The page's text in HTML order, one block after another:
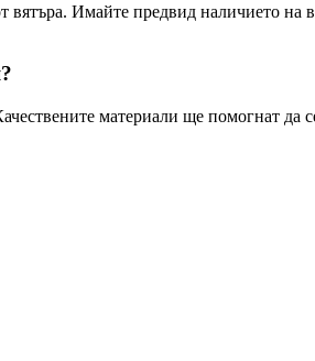
Имайте предвид наличието на
материали ще помогнат да